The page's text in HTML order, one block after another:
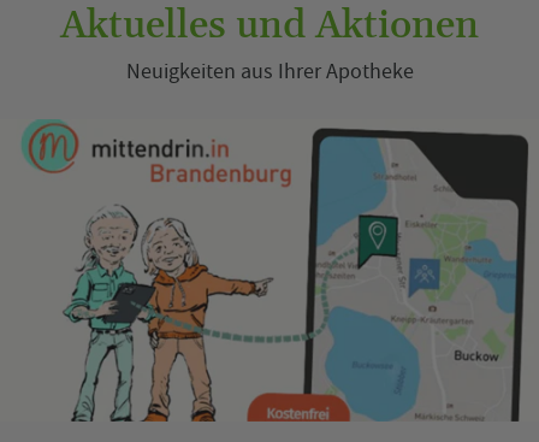
Samstag 09:00 - 12:00
Aktuelles und Aktionen
Neuigkeiten aus Ihrer Apotheke